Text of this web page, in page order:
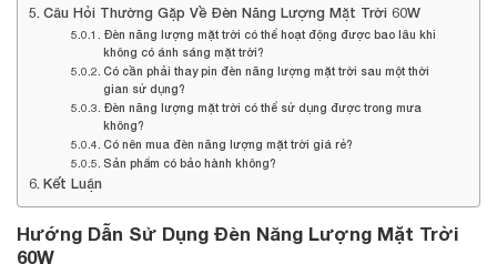
Câu Hỏi Thường Gặp Về Đèn Năng Lượng Mặt Trời 60W
Đèn năng lượng mặt trời có thể hoạt động được bao lâu khi
không có ánh sáng mặt trời?
Có cần phải thay pin đèn năng lượng mặt trời sau một thời
gian sử dụng?
Đèn năng lượng mặt trời có thể sử dụng được trong mưa
không?
Có nên mua đèn năng lượng mặt trời giá rẻ?
Sản phẩm có bảo hành không?
Kết Luận
Hướng Dẫn Sử Dụng Đèn Năng Lượng Mặt Trời
60W